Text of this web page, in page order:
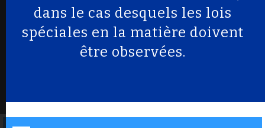
dans le cas desquels les lois
spéciales en la matière doivent
être observées.